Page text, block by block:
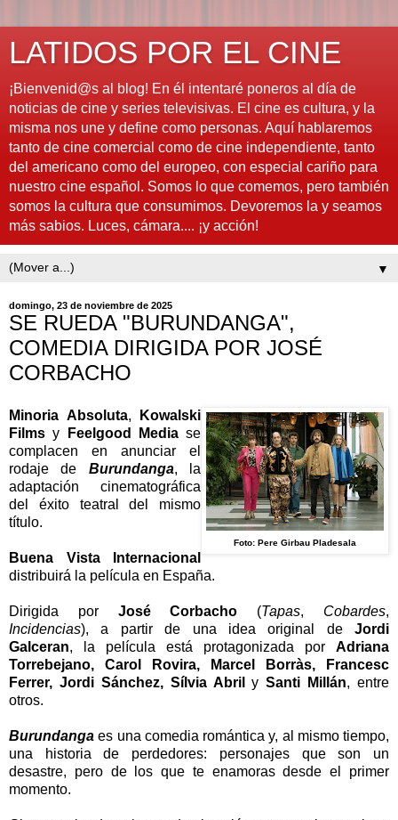
LATIDOS POR EL CINE
¡Bienvenid@s al blog! En él intentaré poneros al día de
noticias de cine y series televisivas. El cine es cultura, y la
misma nos une y define como personas. Aquí hablaremos
tanto de cine comercial como de cine independiente, tanto
del americano como del europeo, con especial cariño para
nuestro cine español. Somos lo que comemos, pero también
somos la cultura que consumimos. Devoremos la y seamos
más sabios. Luces, cámara.... ¡y acción!
▼
domingo, 23 de noviembre de 2025
SE RUEDA "BURUNDANGA",
COMEDIA DIRIGIDA POR JOSÉ
CORBACHO
Foto: Pere Girbau Pladesala
Minoria Absoluta,
Kowalski
Films y Feelgood Mediase
complacen en anunciar el
rodaje de Burundanga, la
adaptación cinematográfica
del éxito teatral del mismo
título.
Buena Vista Internacional
distribuirá la película en España.
Dirigida por José Corbacho (Tapas, Cobardes,
Incidencias), a partir de una idea original de Jordi
Galceran, la película está protagonizada por Adriana
Torrebejano, Carol Rovira, Marcel Borràs, Francesc
Ferrer, Jordi Sánchez, Sílvia Abril
ySanti Millán, entre
otros.
Burundangaes una comedia romántica y, al mismo tiempo,
una historia de perdedores: personajes que son un
desastre, pero de los que te enamoras desde el primer
momento.